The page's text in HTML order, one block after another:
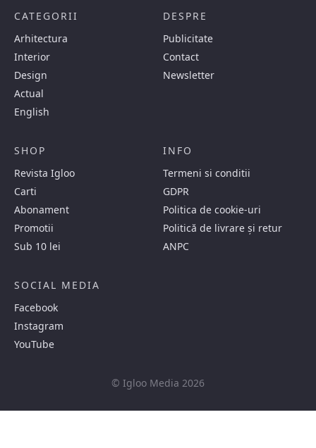
CATEGORII
Arhitectura
Interior
Design
Actual
English
DESPRE
Publicitate
Contact
Newsletter
SHOP
Revista Igloo
Carti
Abonament
Promotii
Sub 10 lei
INFO
Termeni si conditii
GDPR
Politica de cookie-uri
Politică de livrare și retur
ANPC
SOCIAL MEDIA
Facebook
Instagram
YouTube
© Igloo Media 2026